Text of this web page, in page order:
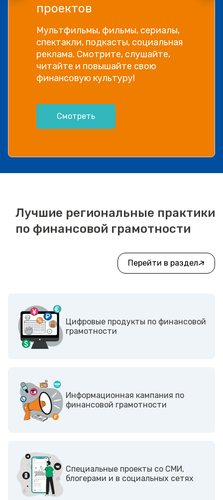
проектов
Мультфильмы, фильмы, сериалы,
спектакли, подкасты, социальная
реклама. Смотрите, слушайте,
читайте и повышайте свою
финансовую культуру!
Смотреть
Лучшие региональные практики
по финансовой грамотности
Перейти в раздел
Цифровые продукты по финансовой
грамотности
Информационная кампания по
финансовой грамотности
Cпециальные проекты со СМИ,
блогерами и в социальных сетях